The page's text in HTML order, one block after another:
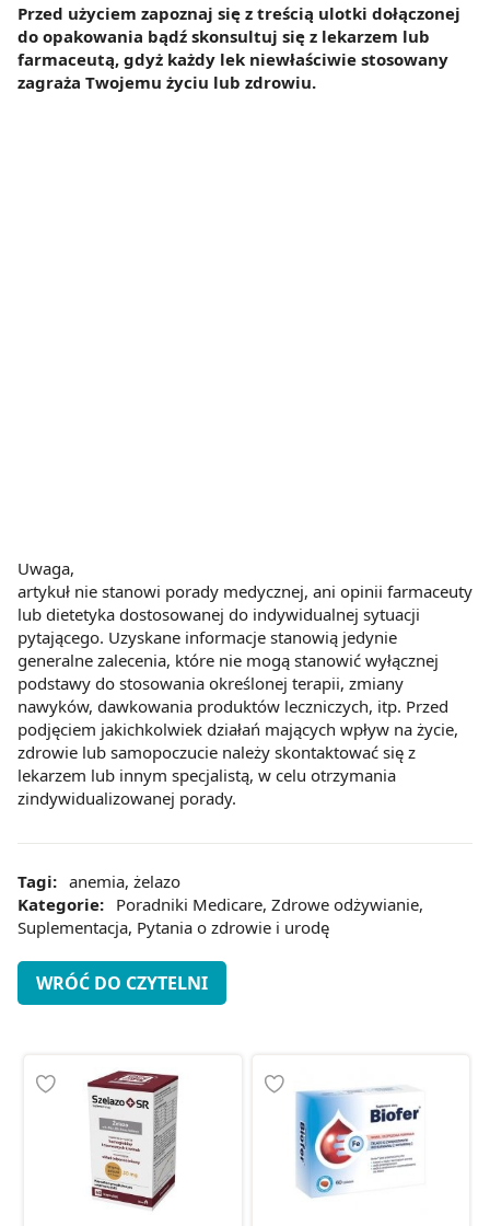
Przed użyciem zapoznaj się z treścią ulotki dołączonej
do opakowania bądź skonsultuj się z lekarzem lub
farmaceutą, gdyż każdy lek niewłaściwie stosowany
zagraża Twojemu życiu lub zdrowiu.
Uwaga,
artykuł nie stanowi porady medycznej, ani opinii farmaceuty
lub dietetyka dostosowanej do indywidualnej sytuacji
pytającego. Uzyskane informacje stanowią jedynie
generalne zalecenia, które nie mogą stanowić wyłącznej
podstawy do stosowania określonej terapii, zmiany
nawyków, dawkowania produktów leczniczych, itp. Przed
podjęciem jakichkolwiek działań mających wpływ na życie,
zdrowie lub samopoczucie należy skontaktować się z
lekarzem lub innym specjalistą, w celu otrzymania
zindywidualizowanej porady.
Tagi: anemia, żelazo
Kategorie: Poradniki Medicare, Zdrowe odżywianie,
Suplementacja, Pytania o zdrowie i urodę
WRÓĆ DO CZYTELNI